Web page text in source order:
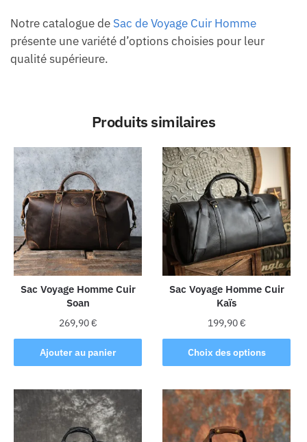
Notre catalogue de Sac de Voyage Cuir Homme
présente une variété d’options choisies pour leur
qualité supérieure.
Produits similaires
Sac Voyage Homme Cuir
Soan
269,90€
Ajouter au panier
Sac Voyage Homme Cuir
Kaïs
199,90€
Choix des options
Ce
produit
plusieurs
variations.
Les